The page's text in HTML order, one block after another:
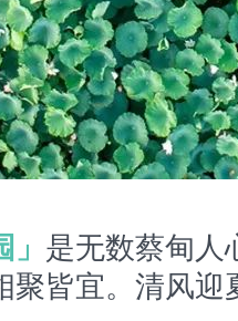
是无数蔡甸人
聚皆宜。清风